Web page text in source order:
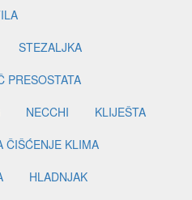
STEZALJKA
PRESOSTATA
NECCHI
KLIJEŠTA
ČIŠĆENJE KLIMA
HLADNJAK